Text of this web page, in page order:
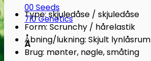
00 Seeds
710 Genetics
A
Type: skjuledåse / skjuledåse
Form: Scrunchy / hårelastik
Åbning/lukning: Skjult lynlåsrum
Brug: mønter, nøgle, småting